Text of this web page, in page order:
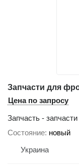
Цена по запросу
Запчасть - запчасти
Состояние новый
Украина